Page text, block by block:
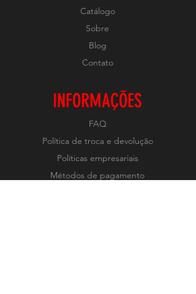
Catálogo
Sobre
Blog
Contato
INFORMAÇÕES
FAQ
Política de troca e devolução
Políticas empresariais
Métodos de pagamento